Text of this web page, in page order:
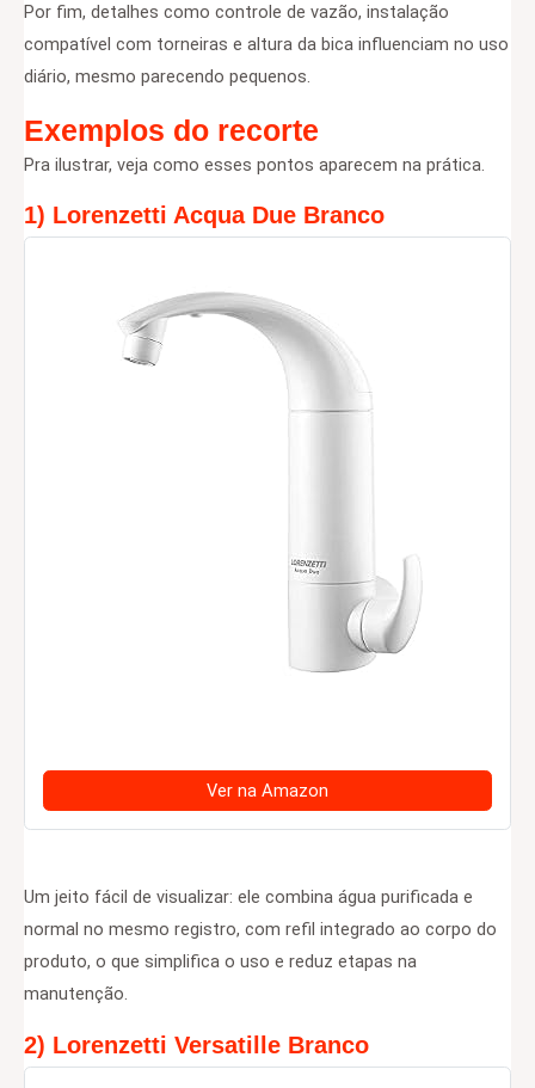
Por fim, detalhes como controle de vazão, instalação
compatível com torneiras e altura da bica influenciam no uso
diário, mesmo parecendo pequenos.
Exemplos do recorte
Pra ilustrar, veja como esses pontos aparecem na prática.
1) Lorenzetti Acqua Due Branco
Ver na Amazon
Um jeito fácil de visualizar: ele combina água purificada e
normal no mesmo registro, com refil integrado ao corpo do
produto, o que simplifica o uso e reduz etapas na
manutenção.
2) Lorenzetti Versatille Branco